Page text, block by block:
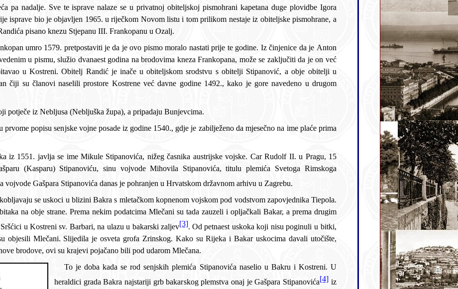
odnosi se na pismo Antona Randića pisano knezu Stjepanu III. Frankopanu u Ozalj.
a obje obitelji u
1492., kako je gore navedeno u drugom
Stipanovići su stari rod koji potječe iz Nebljusa (Nebljuška župa), a pripadaju Bunjevcima.
. Pečat s inicijalima vojvode Gašpara Stipanovića danas je pohranjen u Hrvatskom državnom arhivu u Zagrebu.
zauzeli su i razorili utvrdu u Sršćici u Kostreni sv. Barbari, na ulazu u bakarski zaljev[3] . Od petnaest uskoka koji nisu poginuli u bitki,
grofa Zrinskog. Kako su Rijeka i Bakar uskocima davali utočište,
pomagali im i popravljali njihove brodove, ovi su krajevi pojačano bili pod udarom Mlečana.
To je doba kada se rod senjskih plemića Stipanovića naselio u Bakru i Kostreni. U
heraldici grada Bakra najstariji grb bakarskog plemstva onaj je Gašpara Stipanovića[4]